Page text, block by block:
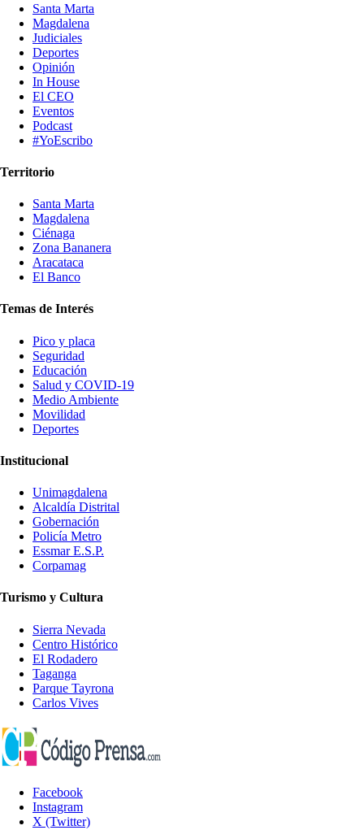
Santa Marta
Magdalena
Judiciales
Deportes
Opinión
In House
El CEO
Eventos
Podcast
#YoEscribo
Territorio
Santa Marta
Magdalena
Ciénaga
Zona Bananera
Aracataca
El Banco
Temas de Interés
Pico y placa
Seguridad
Educación
Salud y COVID-19
Medio Ambiente
Movilidad
Deportes
Institucional
Unimagdalena
Alcaldía Distrital
Gobernación
Policía Metro
Essmar E.S.P.
Corpamag
Turismo y Cultura
Sierra Nevada
Centro Histórico
El Rodadero
Taganga
Parque Tayrona
Carlos Vives
Facebook
Instagram
X (Twitter)